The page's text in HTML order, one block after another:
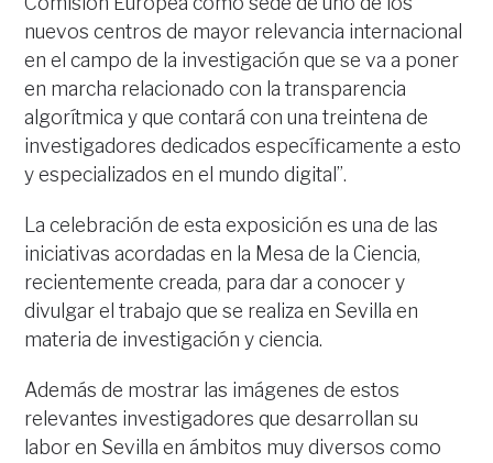
nuevos centros de mayor relevancia internacional
en el campo de la investigación que se va a poner
en marcha relacionado con la transparencia
algorítmica y que contará con una treintena de
investigadores dedicados específicamente a esto
y especializados en el mundo digital”.
La celebración de esta exposición es una de las
iniciativas acordadas en la Mesa de la Ciencia,
recientemente creada, para dar a conocer y
divulgar el trabajo que se realiza en Sevilla en
materia de investigación y ciencia.
Además de mostrar las imágenes de estos
relevantes investigadores que desarrollan su
labor en Sevilla en ámbitos muy diversos como